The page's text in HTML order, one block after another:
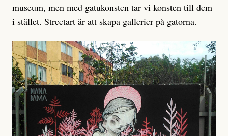
museum, men med gatukonsten tar vi konsten till dem
i stället. Streetart är att skapa gallerier på gatorna.